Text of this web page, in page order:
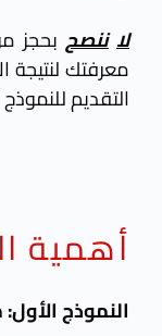
لا ننصح بحجز
معرفتك لنتيجة
التقديم للنموذج
أهمية
النموذج